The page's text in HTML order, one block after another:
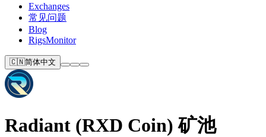
Exchanges
常见问题
Blog
RigsMonitor
🇨🇳简体中文
Radiant (RXD Coin) 矿池